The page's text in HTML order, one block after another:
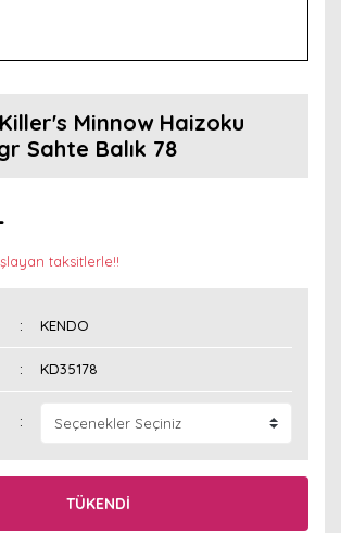
Minnow Haizoku
Sahte Balık 78
taksitlerle!!
KENDO
KD35178
TÜKENDİ